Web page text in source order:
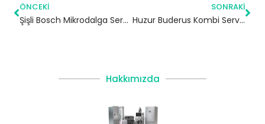
ÖNCEKI
Şişli Bosch Mikrodalga Servisi
SONRAKI
Huzur Buderus Kombi Servisi – Ümraniye Yetkili Servis
Hakkımızda